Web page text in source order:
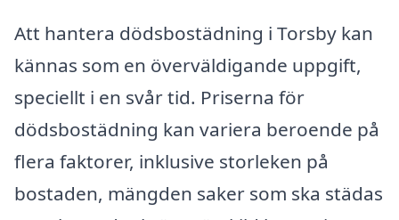
Att hantera dödsbostädning i Torsby kan
kännas som en överväldigande uppgift,
speciellt i en svår tid. Priserna för
dödsbostädning kan variera beroende på
flera faktorer, inklusive storleken på
bostaden, mängden saker som ska städas